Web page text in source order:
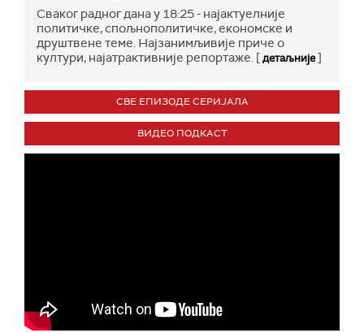
Сваког радног дана у 18:25 - најактуелније
политичке, спољнополитичке, економске и
друштвене теме. Најзанимљивије приче о
култури, најатрактивније репортаже. [детаљније]
СВЕ ЕПИЗОДЕ СЕРИЈАЛА
ВИДЕО ПОДКАСТ